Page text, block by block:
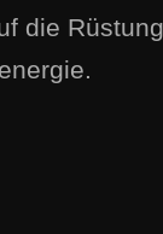
die